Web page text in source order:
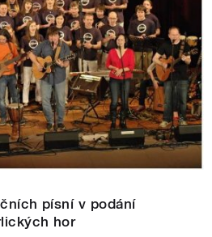
písní v podání
hor